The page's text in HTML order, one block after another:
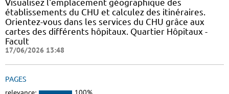
Visualisez l'emplacement géographique des
établissements du CHU et calculez des itinéraires.
Orientez-vous dans les services du CHU grâce aux
cartes des différents hôpitaux. Quartier Hôpitaux -
Facult
17/06/2026 13:48
PAGES